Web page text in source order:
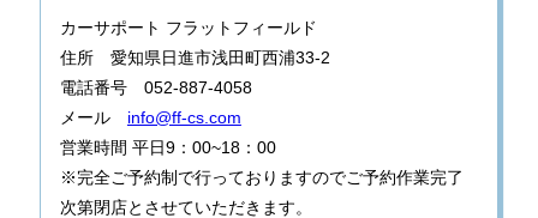
カーサポート フラットフィールド
住所 愛知県日進市浅田町西浦33-2
電話番号 052-887-4058
メール info@ff-cs.com
営業時間 平日9：00~18：00
※完全ご予約制で行っておりますのでご予約作業完了
次第閉店とさせていただきます。